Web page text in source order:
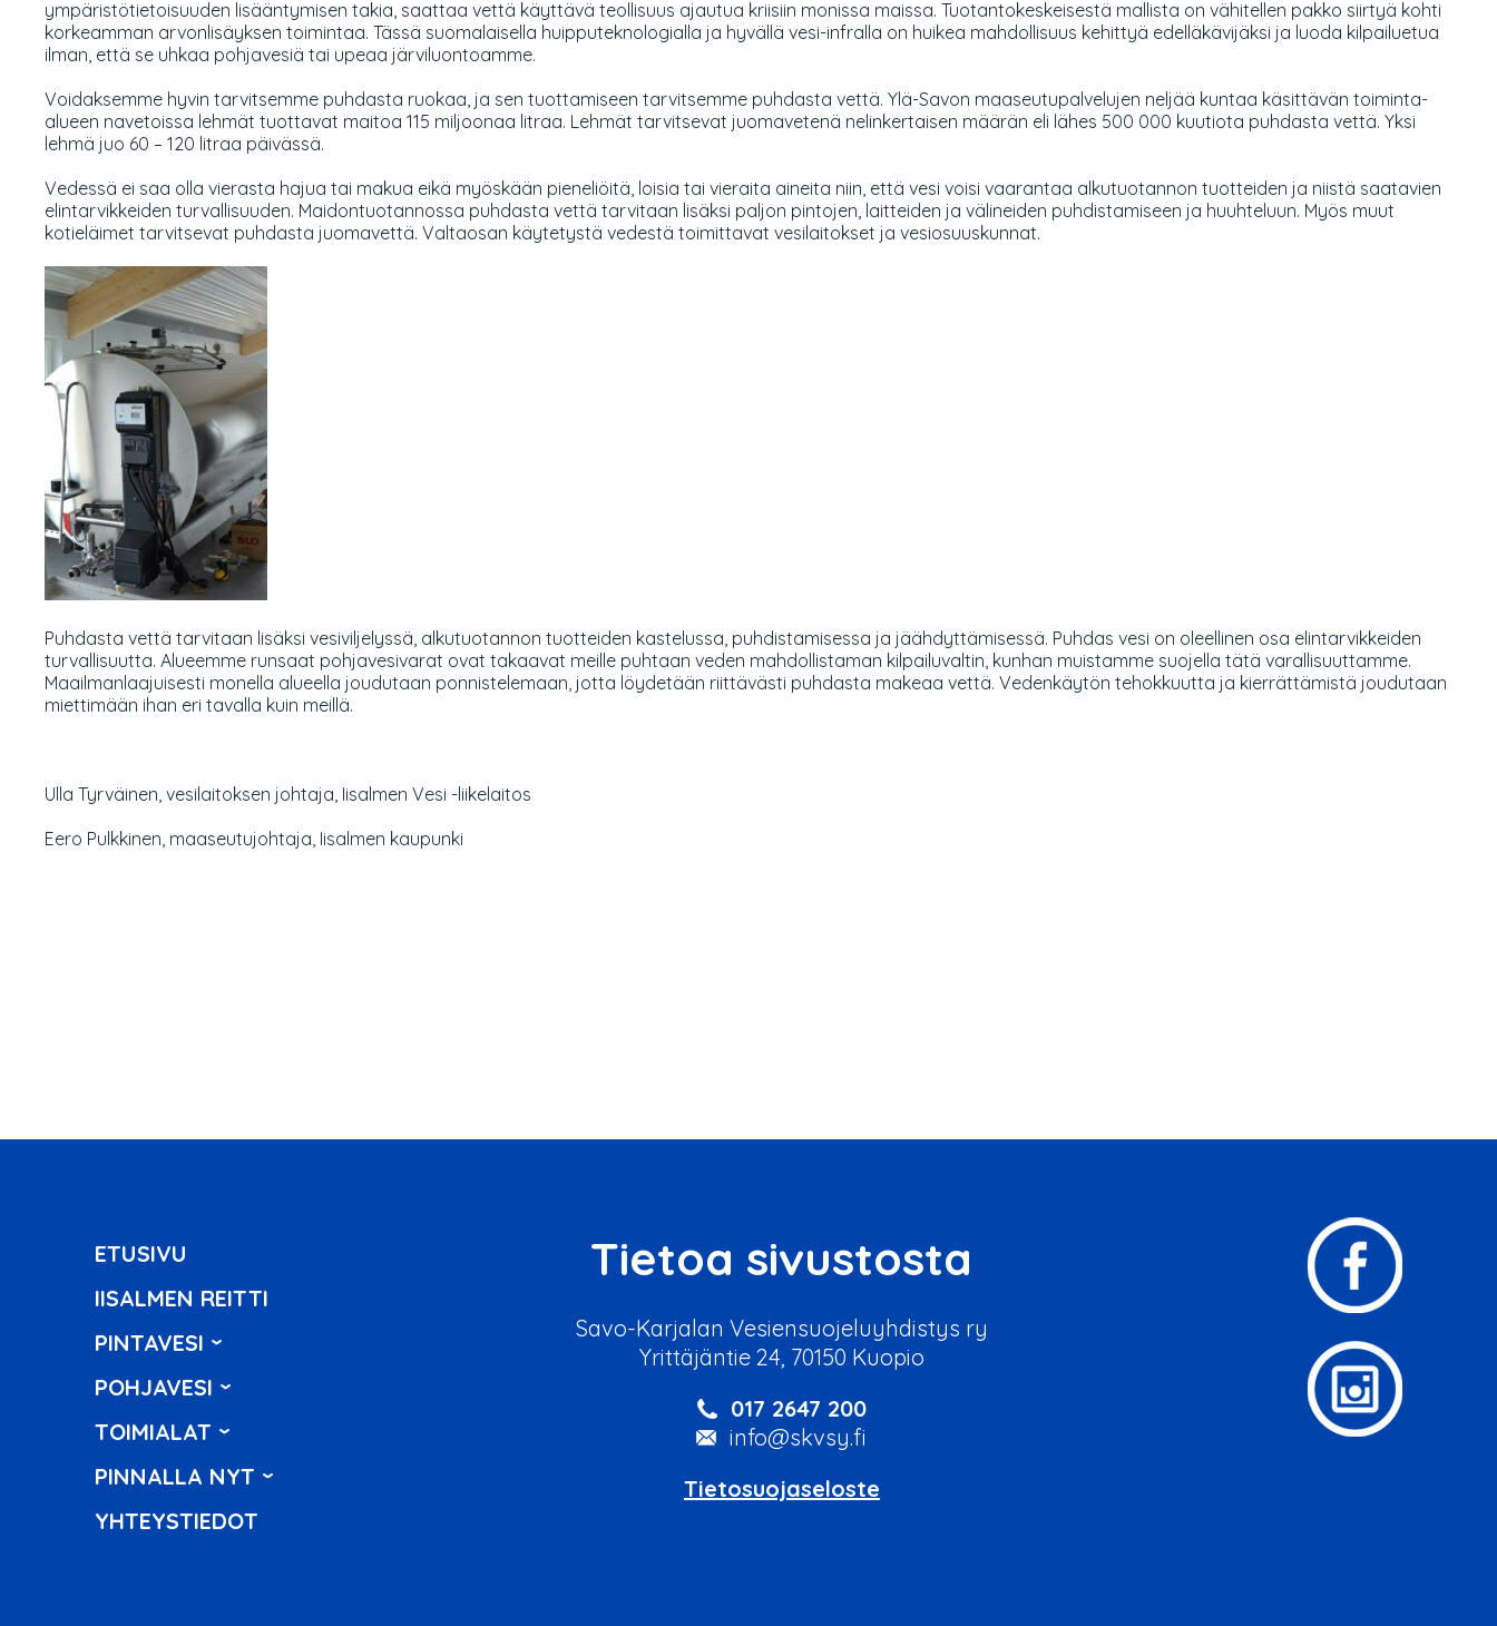
ympäristötietoisuuden lisääntymisen takia, saattaa vettä käyttävä teollisuus ajautua kriisiin monissa maissa. Tuotantokeskeisestä mallista on vähitellen pakko siirtyä kohti
korkeamman arvonlisäyksen toimintaa. Tässä suomalaisella huipputeknologialla ja hyvällä vesi-infralla on huikea mahdollisuus kehittyä edelläkävijäksi ja luoda kilpailuetua
ilman, että se uhkaa pohjavesiä tai upeaa järviluontoamme.
Voidaksemme hyvin tarvitsemme puhdasta ruokaa, ja sen tuottamiseen tarvitsemme puhdasta vettä. Ylä-Savon maaseutupalvelujen neljää kuntaa käsittävän toiminta-
alueen navetoissa lehmät tuottavat maitoa 115 miljoonaa litraa. Lehmät tarvitsevat juomavetenä nelinkertaisen määrän eli lähes 500 000 kuutiota puhdasta vettä. Yksi
lehmä juo 60 – 120 litraa päivässä.
Vedessä ei saa olla vierasta hajua tai makua eikä myöskään pieneliöitä, loisia tai vieraita aineita niin, että vesi voisi vaarantaa alkutuotannon tuotteiden ja niistä saatavien
elintarvikkeiden turvallisuuden. Maidontuotannossa puhdasta vettä tarvitaan lisäksi paljon pintojen, laitteiden ja välineiden puhdistamiseen ja huuhteluun. Myös muut
kotieläimet tarvitsevat puhdasta juomavettä. Valtaosan käytetystä vedestä toimittavat vesilaitokset ja vesiosuuskunnat.
Puhdasta vettä tarvitaan lisäksi vesiviljelyssä, alkutuotannon tuotteiden kastelussa, puhdistamisessa ja jäähdyttämisessä. Puhdas vesi on oleellinen osa elintarvikkeiden
turvallisuutta. Alueemme runsaat pohjavesivarat ovat takaavat meille puhtaan veden mahdollistaman kilpailuvaltin, kunhan muistamme suojella tätä varallisuuttamme.
Maailmanlaajuisesti monella alueella joudutaan ponnistelemaan, jotta löydetään riittävästi puhdasta makeaa vettä. Vedenkäytön tehokkuutta ja kierrättämistä joudutaan
miettimään ihan eri tavalla kuin meillä.
Ulla Tyrväinen, vesilaitoksen johtaja, Iisalmen Vesi -liikelaitos
Eero Pulkkinen, maaseutujohtaja, Iisalmen kaupunki
ETUSIVU
IISALMEN REITTI
PINTAVESI
POHJAVESI
TOIMIALAT
PINNALLA NYT
YHTEYSTIEDOT
Tietoa sivustosta
Savo-Karjalan Vesiensuojeluyhdistys ry
Yrittäjäntie 24, 70150 Kuopio
017 2647 200
info@skvsy.fi
Tietosuojaseloste